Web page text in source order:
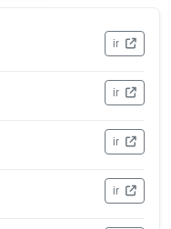
ir
ir
ir
ir